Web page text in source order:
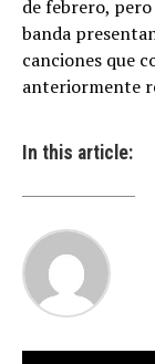
de febrero,
banda
canciones que
anteriormente
In this article: